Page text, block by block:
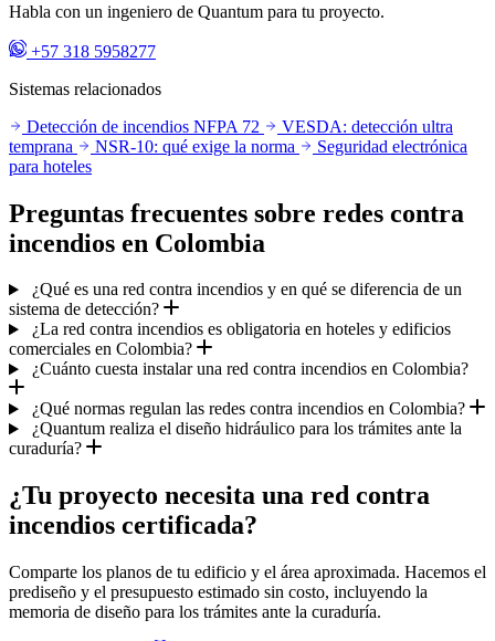
Habla con un ingeniero de Quantum para tu proyecto.
+57 318 5958277
Sistemas relacionados
Detección de incendios NFPA 72
VESDA: detección ultra
temprana
NSR-10: qué exige la norma
Seguridad electrónica
para hoteles
Preguntas frecuentes sobre redes contra
incendios en Colombia
¿Qué es una red contra incendios y en qué se diferencia de un
sistema de detección?
¿La red contra incendios es obligatoria en hoteles y edificios
comerciales en Colombia?
¿Cuánto cuesta instalar una red contra incendios en Colombia?
¿Qué normas regulan las redes contra incendios en Colombia?
¿Quantum realiza el diseño hidráulico para los trámites ante la
curaduría?
¿Tu proyecto necesita una red contra
incendios certificada?
Comparte los planos de tu edificio y el área aproximada. Hacemos el
prediseño y el presupuesto estimado sin costo, incluyendo la
memoria de diseño para los trámites ante la curaduría.